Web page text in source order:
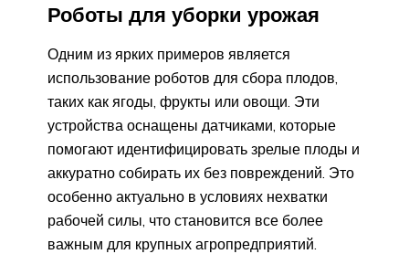
Роботы для уборки урожая
Одним из ярких примеров является
использование роботов для сбора плодов,
таких как ягоды, фрукты или овощи. Эти
устройства оснащены датчиками, которые
помогают идентифицировать зрелые плоды и
аккуратно собирать их без повреждений. Это
особенно актуально в условиях нехватки
рабочей силы, что становится все более
важным для крупных агропредприятий.